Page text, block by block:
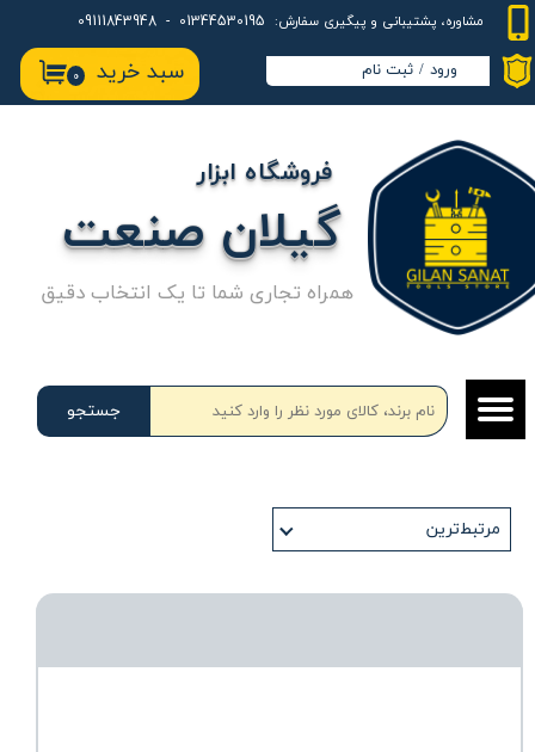
مشاوره، پشتیبانی و پیگیری سفارش:
۰ سبد خرید ورود / ثبت نام
حساب کاربری من
تغییر گذر واژه
سفارشات
خروج از حساب کاربری
جستجو
گیلان صنعت
فروشگاه ابزار
همراه تجاری شما تا یک انتخاب دقیق
مرتبط‌ترین